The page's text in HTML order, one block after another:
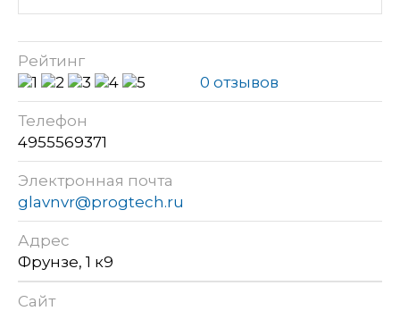
Рейтинг
0 отзывов
Телефон
4955569371
Электронная почта
glavnvr@progtech.ru
Адрес
Фрунзе, 1 к9
Сайт